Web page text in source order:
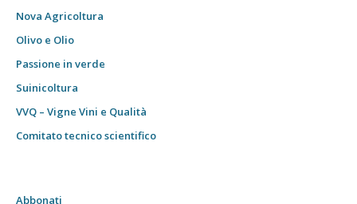
Nova Agricoltura
Olivo e Olio
Passione in verde
Suinicoltura
VVQ – Vigne Vini e Qualità
Comitato tecnico scientifico
Abbonati